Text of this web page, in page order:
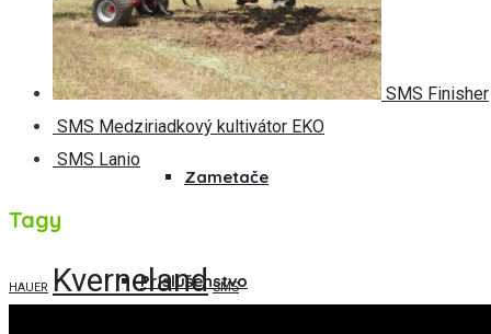
Sypače
Zametače
Príslušenstvo
SMS Finisher
SMS Medziriadkový kultivátor EKO
SMS Lanio
Tagy
HAUER Kverneland SMS